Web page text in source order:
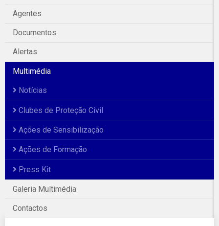
Agentes
Documentos
Alertas
Multimédia
Notícias
Clubes de Proteção Civil
Ações de Sensibilização
Ações de Formação
Press Kit
Galeria Multimédia
Contactos